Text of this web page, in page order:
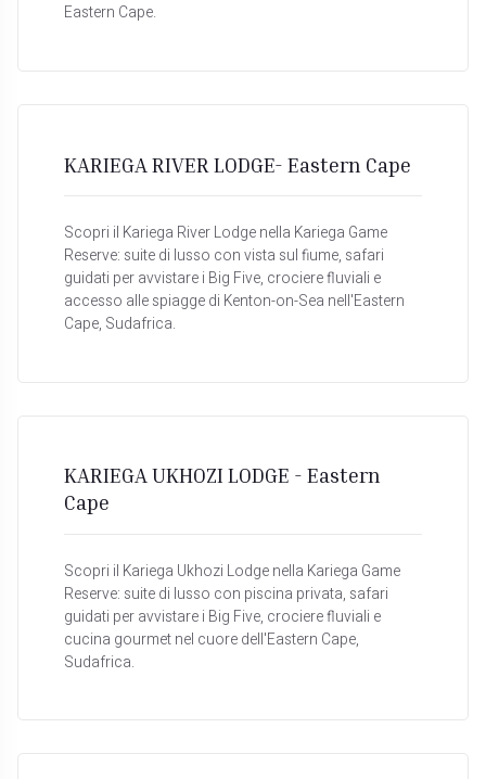
Eastern Cape.
KARIEGA RIVER LODGE- Eastern Cape
Scopri il Kariega River Lodge nella Kariega Game
Reserve: suite di lusso con vista sul fiume, safari
guidati per avvistare i Big Five, crociere fluviali e
accesso alle spiagge di Kenton-on-Sea nell'Eastern
Cape, Sudafrica.
KARIEGA UKHOZI LODGE - Eastern
Cape
Scopri il Kariega Ukhozi Lodge nella Kariega Game
Reserve: suite di lusso con piscina privata, safari
guidati per avvistare i Big Five, crociere fluviali e
cucina gourmet nel cuore dell'Eastern Cape,
Sudafrica.